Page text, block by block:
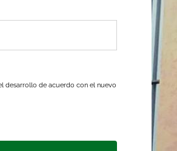
desarrollo de acuerdo con el nuevo